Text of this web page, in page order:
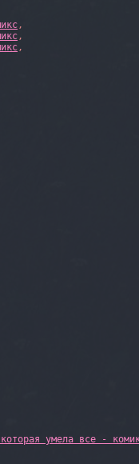
,
,
,
умела все -